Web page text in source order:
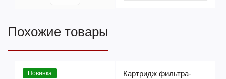
Похожие товары
Новинка
Картридж фильтра-